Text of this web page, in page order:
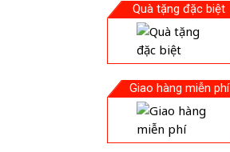
Quà tặng đặc biệt
Giao hàng miễn phí